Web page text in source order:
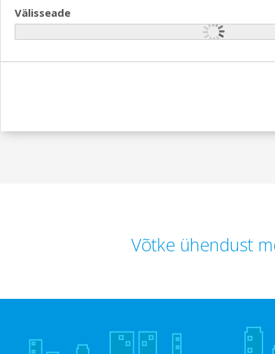
Välisseade
Võtke ühendust